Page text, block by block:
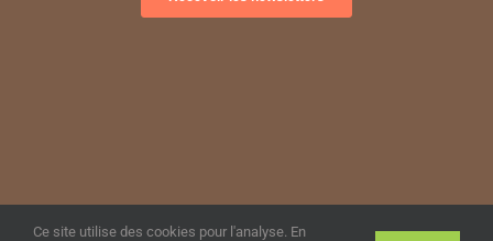
© Copyright Symphony Partners
Ce site utilise des cookies pour l'analyse. En